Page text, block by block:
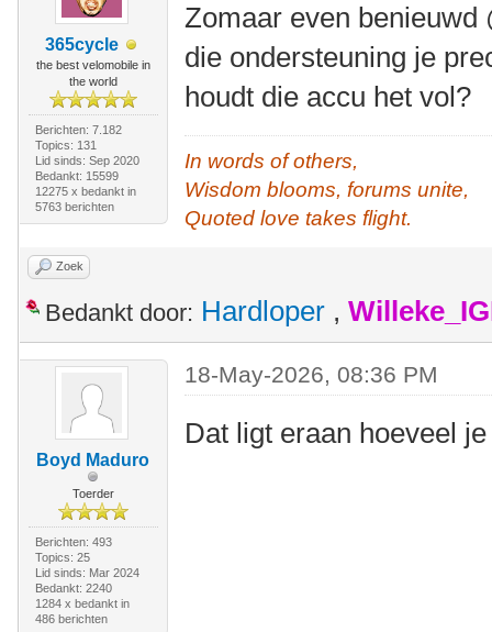
365cycle
the best velomobile in
the world
Berichten: 7.182
Topics: 131
Lid sinds: Sep 2020
Bedankt: 15599
12275 x bedankt in
5763 berichten
Zomaar even benieuwd
die ondersteuning je
houdt die accu het vol?
In words of others,
Wisdom blooms, forums unite,
Quoted love takes flight.
Zoek
Bedankt door: Hardloper ,
Boyd Maduro
Toerder
Berichten: 493
Topics: 25
Lid sinds: Mar 2024
Bedankt: 2240
1284 x bedankt in
486 berichten
18-May-2026, 08:36 PM
Dat ligt eraan hoeveel